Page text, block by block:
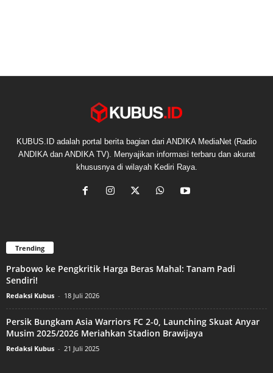
KUBUS.ID adalah portal berita bagian dari ANDIKA MediaNet (Radio
ANDIKA dan ANDIKA TV). Menyajikan informasi terbaru dan akurat
khususnya di wilayah Kediri Raya.
Trending
Prabowo ke Pengkritik Harga Beras Mahal: Tanam Padi
Sendiri!
Redaksi Kubus - 18 Juli 2026
Persik Bungkam Asia Warriors FC 2-0, Launching Skuat Anyar
Musim 2025/2026 Meriahkan Stadion Brawijaya
Redaksi Kubus - 21 Juli 2025